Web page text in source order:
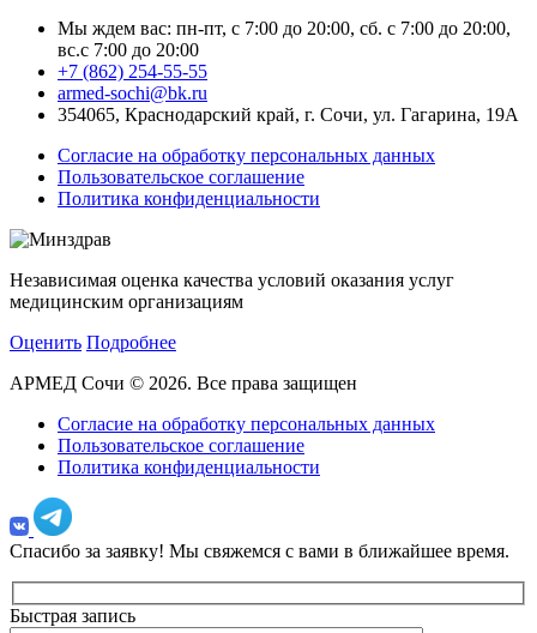
Мы ждем вас: пн-пт, с 7:00 до 20:00, сб. с 7:00 до 20:00,
вс.с 7:00 до 20:00
+7 (862) 254-55-55
armed-sochi@bk.ru
354065, Краснодарский край, г. Сочи, ул. Гагарина, 19А
Согласие на обработку персональных данных
Пользовательское соглашение
Политика конфиденциальности
Независимая оценка качества условий оказания услуг
медицинским организациям
Оценить Подробнее
АРМЕД Сочи © 2026. Все права защищен
Согласие на обработку персональных данных
Пользовательское соглашение
Политика конфиденциальности
Спасибо за заявку! Мы свяжемся с вами в ближайшее время.
Быстрая запись